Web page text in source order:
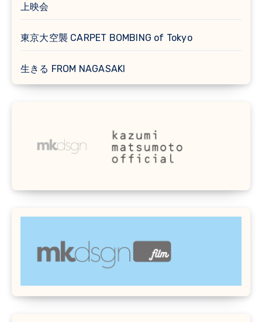
上映会
東京大空襲 CARPET BOMBING of Tokyo
生きる FROM NAGASAKI